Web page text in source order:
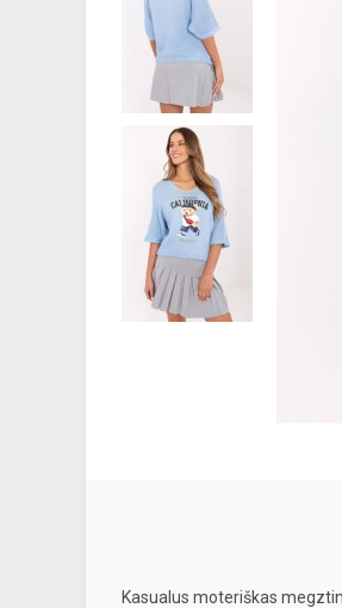
Kasualus moteriškas